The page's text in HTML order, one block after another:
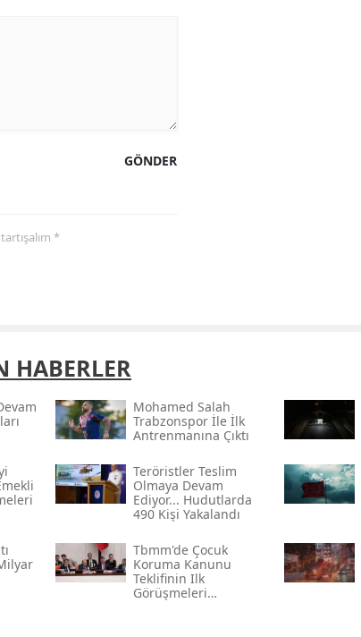
GÖNDER
*
HABERLER
Mohamed Salah
Trabzonspor İle İlk
Antrenmanına Çıktı
Teröristler Teslim
Olmaya Devam
Ediyor... Hudutlarda
490 Kişi Yakalandı
Tbmm'de Çocuk
Koruma Kanunu
Teklifinin Ilk
Görüşmeleri